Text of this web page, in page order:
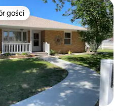
z kategorii Wybór gości
gości